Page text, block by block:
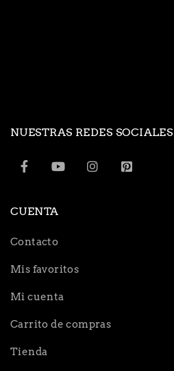
NUESTRAS REDES SOCIALES
CUENTA
Contacto
Mis favoritos
Mi cuenta
Carrito de compras
Tienda